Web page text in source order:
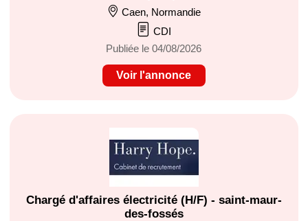
Caen, Normandie
CDI
Publiée le 04/08/2026
Voir l'annonce
Chargé d'affaires électricité (H/F) - saint-maur-
des-fossés